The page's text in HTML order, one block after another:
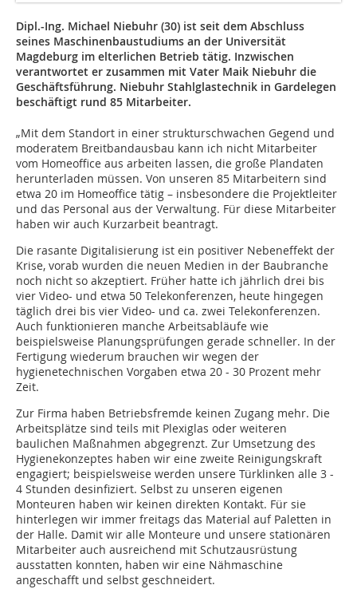
Dipl.-Ing. Michael Niebuhr (30) ist seit dem Abschluss
seines Maschinenbaustudiums an der Universität
Magdeburg im elterlichen Betrieb tätig. Inzwischen
verantwortet er zusammen mit Vater Maik Niebuhr die
Geschäftsführung. Niebuhr Stahlglastechnik in Gardelegen
beschäftigt rund 85 Mitarbeiter.
„Mit dem Standort in einer strukturschwachen Gegend und
moderatem Breitbandausbau kann ich nicht Mitarbeiter
vom Homeoffice aus arbeiten lassen, die große Plandaten
herunterladen müssen. Von unseren 85 Mitarbeitern sind
etwa 20 im Homeoffice tätig – insbesondere die Projektleiter
und das Personal aus der Verwaltung. Für diese Mitarbeiter
haben wir auch Kurzarbeit beantragt.
Die rasante Digitalisierung ist ein positiver Nebeneffekt der
Krise, vorab wurden die neuen Medien in der Baubranche
noch nicht so akzeptiert. Früher hatte ich jährlich drei bis
vier Video- und etwa 50 Telekonferenzen, heute hingegen
täglich drei bis vier Video- und ca. zwei Telekonferenzen.
Auch funktionieren manche Arbeitsabläufe wie
beispielsweise Planungsprüfungen gerade schneller. In der
Fertigung wiederum brauchen wir wegen der
hygienetechnischen Vorgaben etwa 20 - 30 Prozent mehr
Zeit.
Zur Firma haben Betriebsfremde keinen Zugang mehr. Die
Arbeitsplätze sind teils mit Plexiglas oder weiteren
baulichen Maßnahmen abgegrenzt. Zur Umsetzung des
Hygienekonzeptes haben wir eine zweite Reinigungskraft
engagiert; beispielsweise werden unsere Türklinken alle 3 -
4 Stunden desinfiziert. Selbst zu unseren eigenen
Monteuren haben wir keinen direkten Kontakt. Für sie
hinterlegen wir immer freitags das Material auf Paletten in
der Halle. Damit wir alle Monteure und unsere stationären
Mitarbeiter auch ausreichend mit Schutzausrüstung
ausstatten konnten, haben wir eine Nähmaschine
angeschafft und selbst geschneidert.